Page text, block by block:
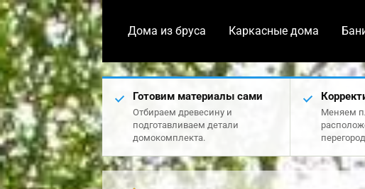
Дома из бруса Каркасные дома
Готовим материалы сами
Отбираем древесину и
подготавливаем детали
домокомплекта.
Меняем